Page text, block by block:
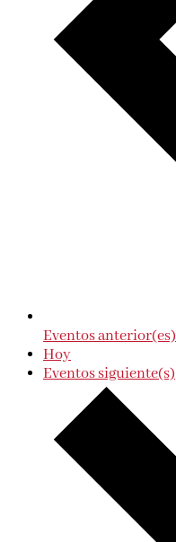
Eventosanterior(es)
Hoy
Eventossiguiente(s)